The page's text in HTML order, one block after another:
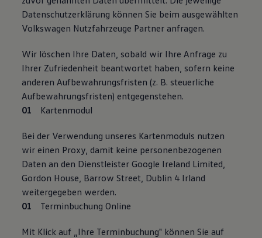
Datenschutzerklärung können Sie beim ausgewählten
Volkswagen Nutzfahrzeuge Partner anfragen.
Wir löschen Ihre Daten, sobald wir Ihre Anfrage zu
Ihrer Zufriedenheit beantwortet haben, sofern keine
anderen Aufbewahrungsfristen (z. B. steuerliche
Aufbewahrungsfristen) entgegenstehen.
Kartenmodul
Bei der Verwendung unseres Kartenmoduls nutzen
wir einen Proxy, damit keine personenbezogenen
Daten an den Dienstleister Google Ireland Limited,
Gordon House, Barrow Street, Dublin 4 Irland
weitergegeben werden.
Terminbuchung Online
Mit Klick auf „Ihre Terminbuchung" können Sie auf